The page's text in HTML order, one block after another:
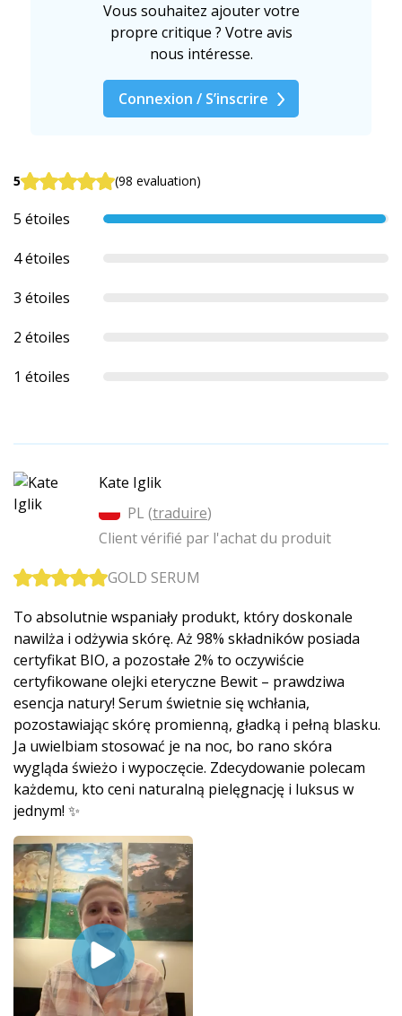
Vous souhaitez ajouter votre
propre critique ? Votre avis
nous intéresse.
Connexion / S’inscrire
5 (98 evaluation)
5 étoiles
4 étoiles
3 étoiles
2 étoiles
1 étoiles
Kate Iglik
PL (traduire)
Client vérifié par l'achat du produit
GOLD SERUM
To absolutnie wspaniały produkt, który doskonale
nawilża i odżywia skórę. Aż 98% składników posiada
certyfikat BIO, a pozostałe 2% to oczywiście
certyfikowane olejki eteryczne Bewit – prawdziwa
esencja natury! Serum świetnie się wchłania,
pozostawiając skórę promienną, gładką i pełną blasku.
Ja uwielbiam stosować je na noc, bo rano skóra
wygląda świeżo i wypoczęcie. Zdecydowanie polecam
każdemu, kto ceni naturalną pielęgnację i luksus w
jednym! ✨